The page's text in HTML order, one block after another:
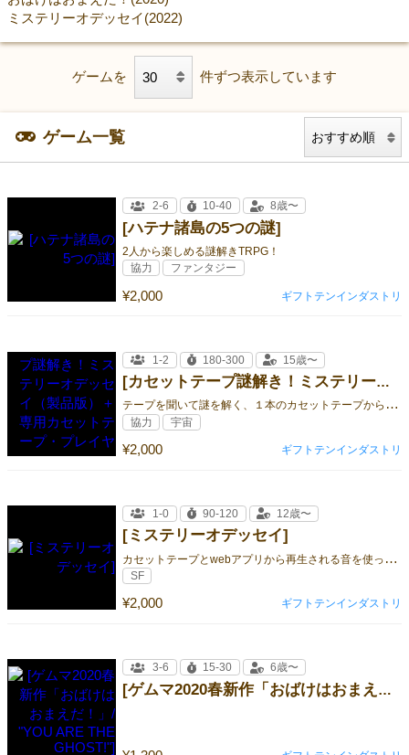
ミステリーオデッセイ(2022)
ゲームを 件ずつ表示しています
ゲーム一覧
[ハテナ諸島の5つの謎]
2人から楽しめる謎解きTRPG！
¥2,000
2-6 10-40 8歳〜
協力 ファンタジー
ギフトテンインダストリ
[カセットテープ謎解き！ミステリーオデッセイ（製品版）＋専用カセットテープ・プレイヤー付き！]
テ
ープを聞いて謎を解く、１本のカセットテープから広がる宇宙SFミステリー！！
¥2,000
1-2 180-300 15歳〜
協力 宇宙
ギフトテンインダストリ
[ミステリーオデッセイ]
カ
セットテープとwebアプリから再生される音を使った謎解きゲームが登場！
¥2,000
1-0 90-120 12歳〜
SF
ギフトテンインダストリ
[ゲムマ2020春新作「おばけはおまえだ！」/ "YOU ARE THE GHOST!"]
3-6 15-30 6歳〜